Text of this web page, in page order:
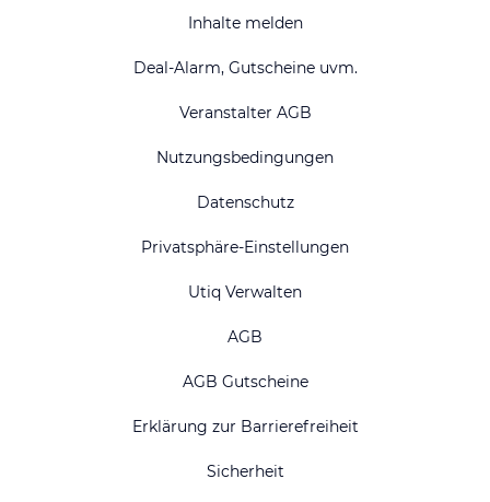
Inhalte melden
Deal-Alarm, Gutscheine uvm.
Veranstalter AGB
Nutzungsbedingungen
Datenschutz
Privatsphäre-Einstellungen
Utiq Verwalten
AGB
AGB Gutscheine
Erklärung zur Barrierefreiheit
Sicherheit